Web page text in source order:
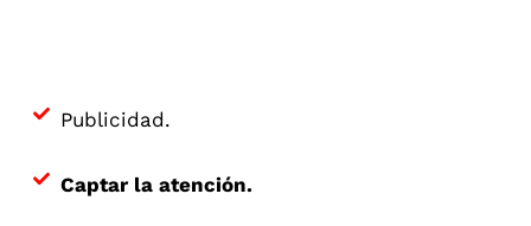
Publicidad.
Captar la atención.